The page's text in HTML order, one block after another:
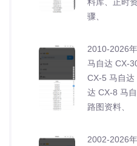
骤、
2010-2026
马自达 CX-
CX-5 马自达
达 CX-8 马
路图资料、
2002-2026